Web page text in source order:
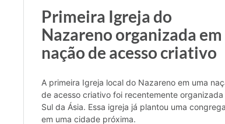
Primeira Igreja do
Nazareno organizada em
nação de acesso criativo
A primeira Igreja local do Nazareno em uma
de acesso criativo foi recentemente organizada
Sul da Ásia. Essa igreja já plantou uma
em uma cidade próxima.